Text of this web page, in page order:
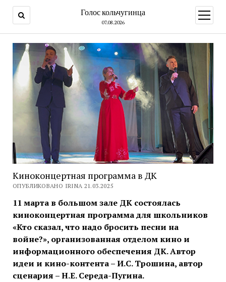
Голос кольчугинца
07.08.2026
меню
Киноконцертная программа в ДК
ОПУБЛИКОВАНО IRINA 21.03.2025
11 марта в большом зале ДК состоялась
киноконцертная программа для школьников
«Кто сказал, что надо бросить песни на
войне?», организованная отделом кино и
информационного обеспечения ДК. Автор
идеи и кино-контента – И.С. Трошина, автор
сценария – Н.Е. Середа-Пугина.